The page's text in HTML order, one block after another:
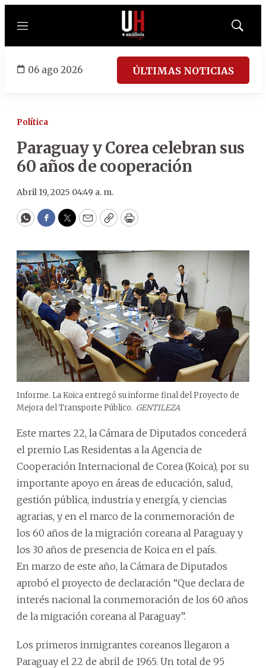
Menú
Mostrar
06 ago 2026 ÚLTIMAS NOTICIAS
Política
Paraguay y Corea celebran sus
60 años de cooperación
Abril 19, 2025 04:49 a. m.
WhatsApp
Facebook
Twitter
EmailCopyPrint
Informe. La Koica entregó su informe final del Proyecto de
Mejora del Transporte Público. GENTILEZA
Este martes 22, la Cámara de Diputados concederá
el premio Las Residentas a la Agencia de
Cooperación Internacional de Corea (Koica), por su
importante apoyo en áreas de educación, salud,
gestión pública, industria y energía, y ciencias
agrarias, y en el marco de la conmemoración de
los 60 años de la migración coreana al Paraguay y
los 30 años de presencia de Koica en el país.
En marzo de este año, la Cámara de Diputados
aprobó el proyecto de declaración “Que declara de
interés nacional la conmemoración de los 60 años
de la migración coreana al Paraguay”.
Los primeros inmigrantes coreanos llegaron a
Paraguay el 22 de abril de 1965. Un total de 95